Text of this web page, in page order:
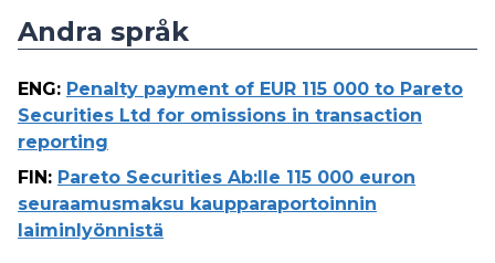
Andra språk
ENG: Penalty payment of EUR 115 000 to Pareto
Securities Ltd for omissions in transaction
reporting
FIN: Pareto Securities Ab:lle 115 000 euron
seuraamusmaksu kaupparaportoinnin
laiminlyönnistä